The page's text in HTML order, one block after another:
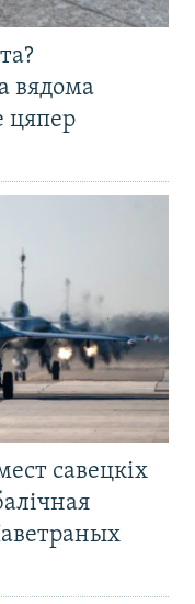
вядома
цяпер
савецкіх